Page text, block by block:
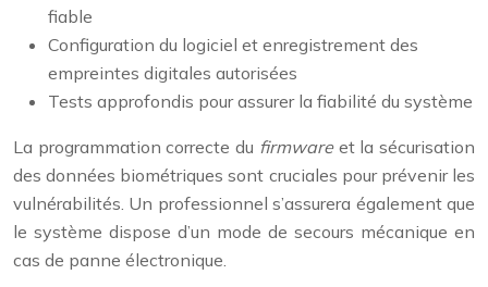
fiable
Configuration du logiciel et enregistrement des
empreintes digitales autorisées
Tests approfondis pour assurer la fiabilité du système
La programmation correcte du firmware et la sécurisation
des données biométriques sont cruciales pour prévenir les
vulnérabilités. Un professionnel s’assurera également que
le système dispose d’un mode de secours mécanique en
cas de panne électronique.